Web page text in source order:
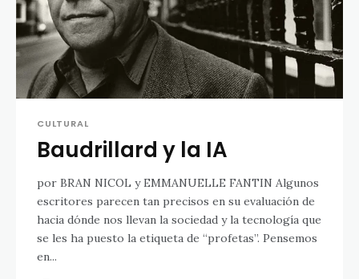
CULTURAL
Baudrillard y la IA
por BRAN NICOL y EMMANUELLE FANTIN Algunos
escritores parecen tan precisos en su evaluación de
hacia dónde nos llevan la sociedad y la tecnología que
se les ha puesto la etiqueta de “profetas”. Pensemos
en...